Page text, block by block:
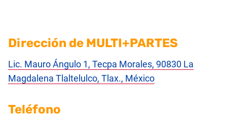
Dirección de MULTI+PARTES
Lic. Mauro Ángulo 1, Tecpa Morales, 90830 La
Magdalena Tlaltelulco, Tlax., México
Teléfono